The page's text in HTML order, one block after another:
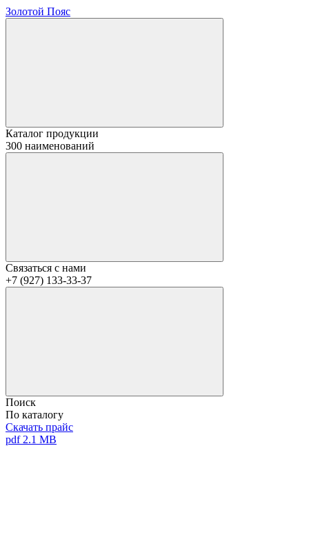
Золотой Пояс
Каталог продукции
300 наименований
Связаться с нами
+7 (927) 133-33-37
Поиск
По каталогу
Скачать прайс
pdf 2.1 MB